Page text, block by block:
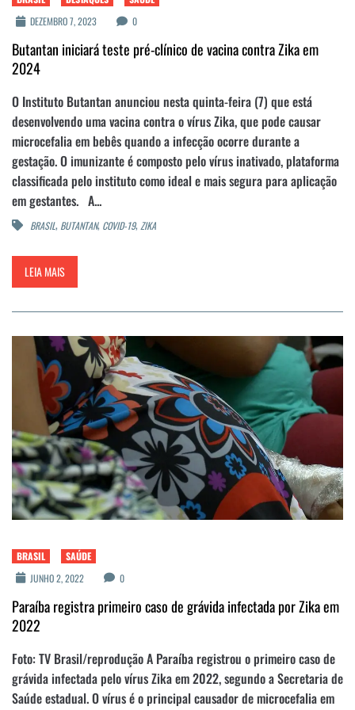
DEZEMBRO 7, 2023
0
Butantan iniciará teste pré-clínico de vacina contra Zika em
2024
O Instituto Butantan anunciou nesta quinta-feira (7) que está
desenvolvendo uma vacina contra o vírus Zika, que pode causar
microcefalia em bebês quando a infecção ocorre durante a
gestação. O imunizante é composto pelo vírus inativado, plataforma
classificada pelo instituto como ideal e mais segura para aplicação
em gestantes. A...
BRASIL, BUTANTAN, COVID-19, ZIKA
LEIA MAIS
BRASIL
SAÚDE
JUNHO 2, 2022
0
Paraíba registra primeiro caso de grávida infectada por Zika em
2022
Foto: TV Brasil/reprodução A Paraíba registrou o primeiro caso de
grávida infectada pelo vírus Zika em 2022, segundo a Secretaria de
Saúde estadual. O vírus é o principal causador de microcefalia em